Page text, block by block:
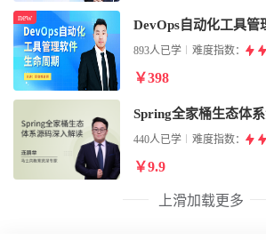
new
DevOps自动化工具管
893人已学 难度指数：
￥398
Spring全家桶生态体
440人已学 难度指数：
￥9.9
上滑加载更多